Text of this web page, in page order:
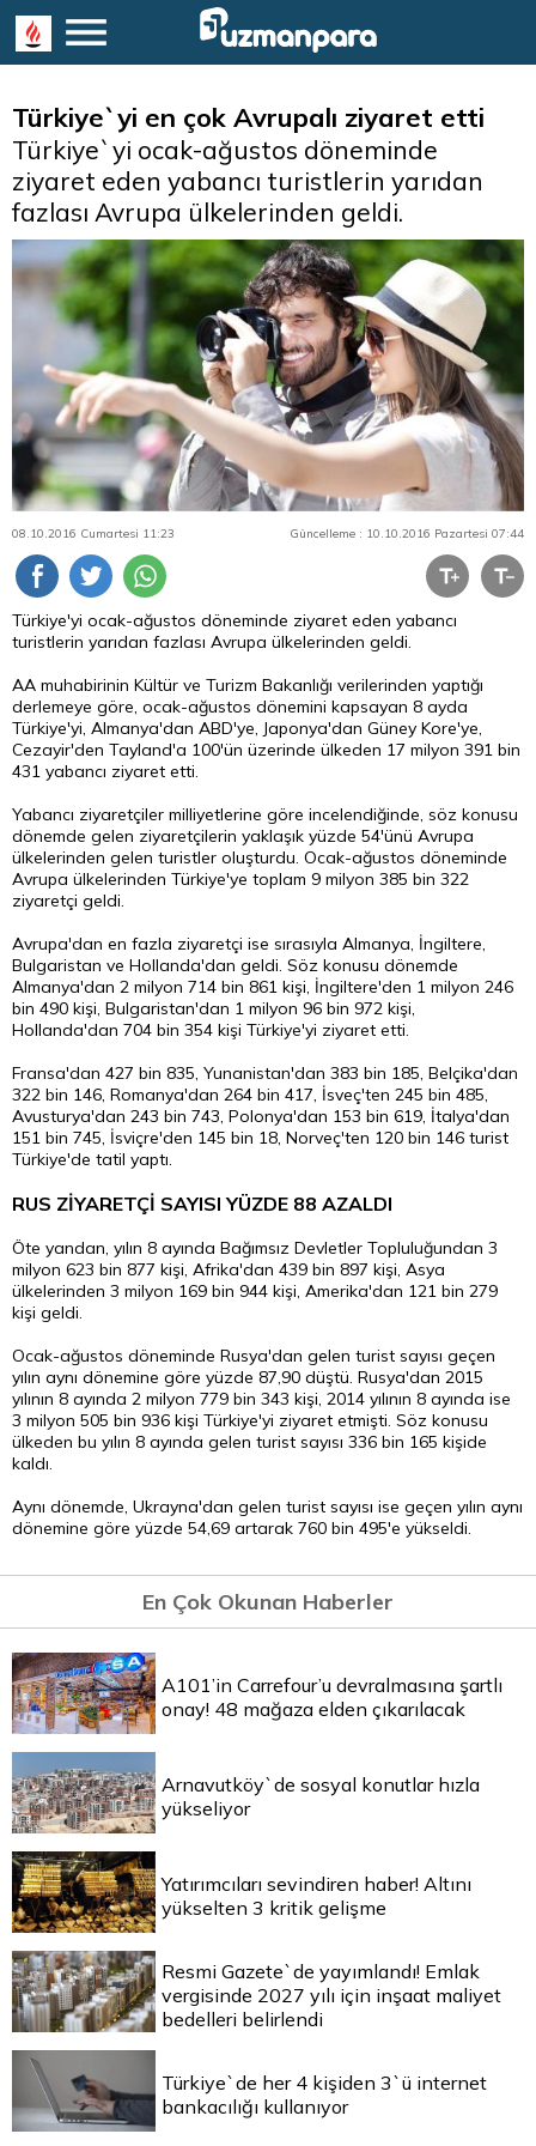
Türkiye`yi en çok Avrupalı ziyaret etti
Türkiye`yi ocak-ağustos döneminde
ziyaret eden yabancı turistlerin yarıdan
fazlası Avrupa ülkelerinden geldi.
08.10.2016 Cumartesi 11:23 Güncelleme : 10.10.2016 Pazartesi 07:44
Türkiye'yi ocak-ağustos döneminde ziyaret eden yabancı
turistlerin yarıdan fazlası Avrupa ülkelerinden geldi.
AA muhabirinin Kültür ve Turizm Bakanlığı verilerinden yaptığı
derlemeye göre, ocak-ağustos dönemini kapsayan 8 ayda
Türkiye'yi, Almanya'dan ABD'ye, Japonya'dan Güney Kore'ye,
Cezayir'den Tayland'a 100'ün üzerinde ülkeden 17 milyon 391 bin
431 yabancı ziyaret etti.
Yabancı ziyaretçiler milliyetlerine göre incelendiğinde, söz konusu
dönemde gelen ziyaretçilerin yaklaşık yüzde 54'ünü Avrupa
ülkelerinden gelen turistler oluşturdu. Ocak-ağustos döneminde
Avrupa ülkelerinden Türkiye'ye toplam 9 milyon 385 bin 322
ziyaretçi geldi.
Avrupa'dan en fazla ziyaretçi ise sırasıyla Almanya, İngiltere,
Bulgaristan ve Hollanda'dan geldi. Söz konusu dönemde
Almanya'dan 2 milyon 714 bin 861 kişi, İngiltere'den 1 milyon 246
bin 490 kişi, Bulgaristan'dan 1 milyon 96 bin 972 kişi,
Hollanda'dan 704 bin 354 kişi Türkiye'yi ziyaret etti.
Fransa'dan 427 bin 835, Yunanistan'dan 383 bin 185, Belçika'dan
322 bin 146, Romanya'dan 264 bin 417, İsveç'ten 245 bin 485,
Avusturya'dan 243 bin 743, Polonya'dan 153 bin 619, İtalya'dan
151 bin 745, İsviçre'den 145 bin 18, Norveç'ten 120 bin 146 turist
Türkiye'de tatil yaptı.
RUS ZİYARETÇİ SAYISI YÜZDE 88 AZALDI
Öte yandan, yılın 8 ayında Bağımsız Devletler Topluluğundan 3
milyon 623 bin 877 kişi, Afrika'dan 439 bin 897 kişi, Asya
ülkelerinden 3 milyon 169 bin 944 kişi, Amerika'dan 121 bin 279
kişi geldi.
Ocak-ağustos döneminde Rusya'dan gelen turist sayısı geçen
yılın aynı dönemine göre yüzde 87,90 düştü. Rusya'dan 2015
yılının 8 ayında 2 milyon 779 bin 343 kişi, 2014 yılının 8 ayında ise
3 milyon 505 bin 936 kişi Türkiye'yi ziyaret etmişti. Söz konusu
ülkeden bu yılın 8 ayında gelen turist sayısı 336 bin 165 kişide
kaldı.
Aynı dönemde, Ukrayna'dan gelen turist sayısı ise geçen yılın aynı
dönemine göre yüzde 54,69 artarak 760 bin 495'e yükseldi.
En Çok Okunan Haberler
A101’in Carrefour’u devralmasına şartlı
onay! 48 mağaza elden çıkarılacak
Arnavutköy`de sosyal konutlar hızla
yükseliyor
Yatırımcıları sevindiren haber! Altını
yükselten 3 kritik gelişme
Resmi Gazete`de yayımlandı! Emlak
vergisinde 2027 yılı için inşaat maliyet
bedelleri belirlendi
Türkiye`de her 4 kişiden 3`ü internet
bankacılığı kullanıyor